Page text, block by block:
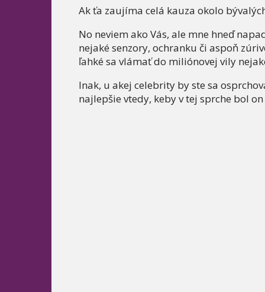
Ak ťa zaujíma celá kauza okolo
No neviem ako Vás, ale mne hneď
nejaké senzory, ochranku či aspoň
ľahké sa vlámať do miliónovej vily
Inak, u akej celebrity by ste sa
najlepšie vtedy, keby v tej sprche bol